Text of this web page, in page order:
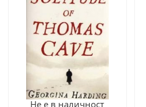
Не е в наличност